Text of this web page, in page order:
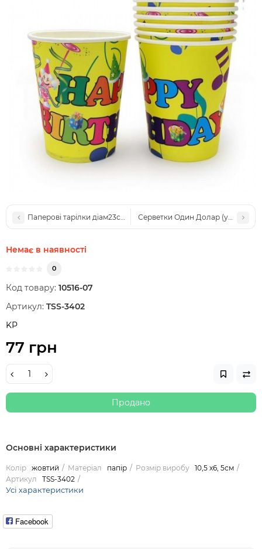
Паперові тарілки діам23см Тортик (уп 10шт)Серветки Один Долар (уп. 10шт)
Немає в наявності
0
Код товару: 10516-07
Артикул: TSS-3402
KP
77 грн
Продано
Основні характеристики
Колір жовтий Матеріал папір Розмір виробу 10,5 х6, 5см
Артикул
TSS-3402
Усі характеристики
Facebook